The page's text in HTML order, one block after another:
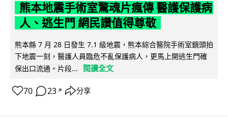
熊本地震手術室驚魂片瘋傳 醫護保護病
人、逃生門 網民讚值得尊敬
熊本縣 7 月 28 日發生 7.1 級地震，熊本綜合醫院手術室鏡頭拍
下地震一刻，醫護人員臨危不亂保護病人，更馬上開逃生門確
保出口流通。片段...
閱讀全文
70 23 ↗ 分享